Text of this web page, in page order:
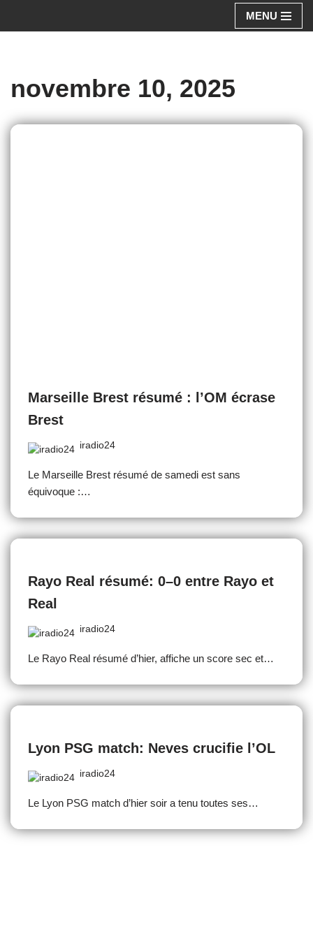
MENU
novembre 10, 2025
Marseille Brest résumé : l’OM écrase
Brest
iradio24
Le Marseille Brest résumé de samedi est sans
équivoque :…
Rayo Real résumé: 0–0 entre Rayo et
Real
iradio24
Le Rayo Real résumé d’hier, affiche un score sec et…
Lyon PSG match: Neves crucifie l’OL
iradio24
Le Lyon PSG match d’hier soir a tenu toutes ses…